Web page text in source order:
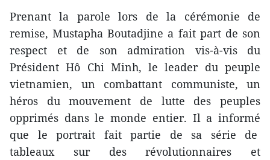
Prenant la parole lors de la cérémonie de
remise, Mustapha Boutadjine a fait part de son
respect et de son admiration vis-à-vis du
Président Hô Chi Minh, le leader du peuple
vietnamien, un combattant communiste, un
héros du mouvement de lutte des peuples
opprimés dans le monde entier. Il a ​informé
que le portrait fait partie de sa série de
tableaux sur des révolutionnaires et